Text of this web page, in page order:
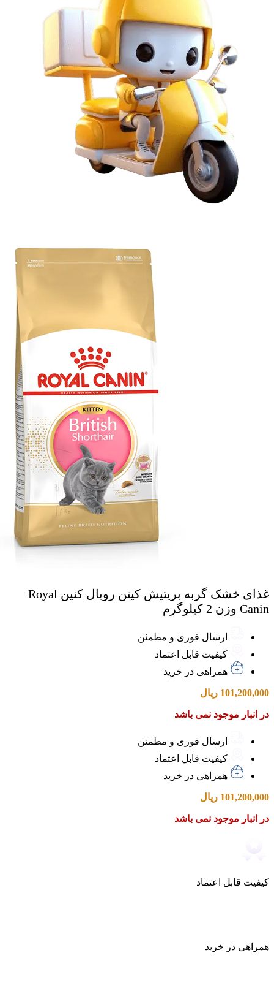
غذای خشک گربه بریتیش کیتن رویال کنین Royal
Canin وزن 2 کیلوگرم
ارسال فوری و مطمئن
کیفیت قابل اعتماد
همراهی در خرید
101,200,000 ریال
در انبار موجود نمی باشد
ارسال فوری و مطمئن
کیفیت قابل اعتماد
همراهی در خرید
101,200,000 ریال
در انبار موجود نمی باشد
کیفیت قابل اعتماد
همراهی در خرید